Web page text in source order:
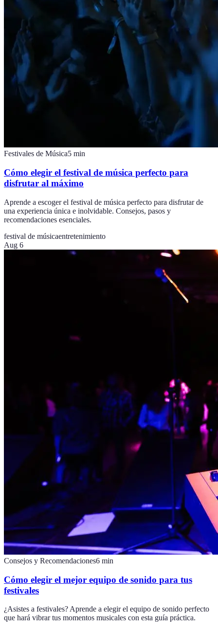
Festivales de Música5 min
Cómo elegir el festival de música perfecto para
disfrutar al máximo
Aprende a escoger el festival de música perfecto para disfrutar de
una experiencia única e inolvidable. Consejos, pasos y
recomendaciones esenciales.
festival de músicaentretenimiento
Aug 6
Consejos y Recomendaciones6 min
Cómo elegir el mejor equipo de sonido para tus
festivales
¿Asistes a festivales? Aprende a elegir el equipo de sonido perfecto
que hará vibrar tus momentos musicales con esta guía práctica.